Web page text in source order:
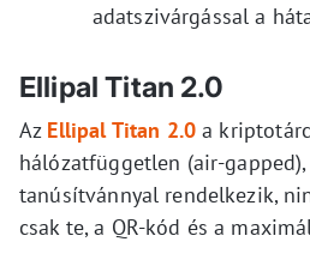
adatszivárgással a
Ellipal Titan 2.0
Az Ellipal Titan 2.0 a
hálózatfüggetlen (air-gapped),
tanúsítvánnyal rendelkezik,
csak te, a QR-kód és a